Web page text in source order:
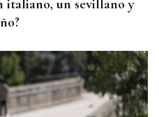
italiano, un sevillano y